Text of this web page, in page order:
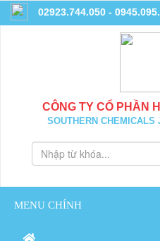
02923.744.050 -
CÔNG TY CỔ PHẦN
SOUTHERN CHEMICALS
MENU CHÍNH